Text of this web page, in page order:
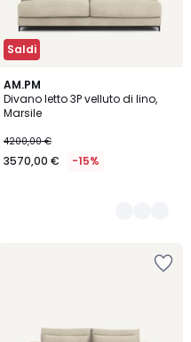
Saldi
AM.PM
Divano letto 3P velluto di lino,
Marsile
4200,00 €
3570,00 € -15%
5
Colori